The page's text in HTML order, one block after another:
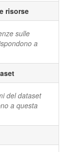
risorse
sulle
a
del dataset
a questa